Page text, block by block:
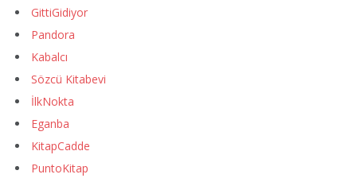
GittiGidiyor
Pandora
Kabalcı
Sözcü Kitabevi
İlkNokta
Eganba
KitapCadde
PuntoKitap